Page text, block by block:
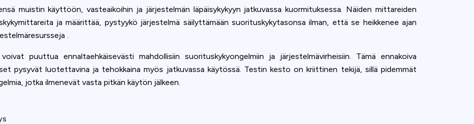
muistin käyttöön, vasteaikoihin ja järjestelmän läpäisykykyyn jatkuvassa kuormituksessa. Näiden mittareiden
ja määrittää, pystyykö järjestelmä säilyttämään suorituskykytasonsa ilman, että se heikkenee ajan
.
puuttua ennaltaehkäisevästi mahdollisiin suorituskykyongelmiin ja järjestelmävirheisiin. Tämä ennakoiva
pysyvät luotettavina ja tehokkaina myös jatkuvassa käytössä. Testin kesto on kriittinen tekijä, sillä pidemmät
jotka ilmenevät vasta pitkän käytön jälkeen.